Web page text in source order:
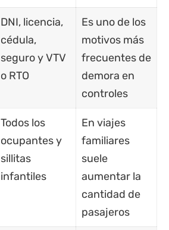
DNI, licencia,
cédula,
seguro y VTV
o RTO
Es uno de los
motivos más
frecuentes de
demora en
controles
Todos los
ocupantes y
sillitas
infantiles
En viajes
familiares
suele
aumentar la
cantidad de
pasajeros